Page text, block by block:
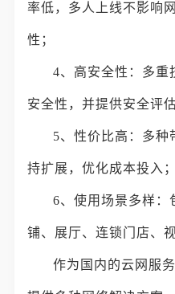
率低，多人上线不影响
性；
4、高安全性：多重
安全性，并提供安全评
5、性价比高：多种
持扩展，优化成本投入；
6、使用场景多样：
铺、展厅、连锁门店、
作为国内的云网服